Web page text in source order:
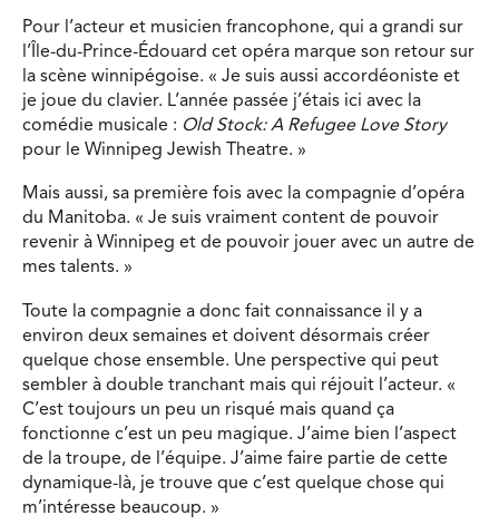
Pour l’acteur et musicien francophone, qui a grandi sur
l’Île-du-Prince-Édouard cet opéra marque son retour sur
la scène winnipégoise. « Je suis aussi accordéoniste et
je joue du clavier. L’année passée j’étais ici avec la
comédie musicale : Old Stock: A Refugee Love Story
pour le Winnipeg Jewish Theatre. »
Mais aussi, sa première fois avec la compagnie d’opéra
du Manitoba. « Je suis vraiment content de pouvoir
revenir à Winnipeg et de pouvoir jouer avec un autre de
mes talents. »
Toute la compagnie a donc fait connaissance il y a
environ deux semaines et doivent désormais créer
quelque chose ensemble. Une perspective qui peut
sembler à double tranchant mais qui réjouit l’acteur. «
C’est toujours un peu un risqué mais quand ça
fonctionne c’est un peu magique. J’aime bien l’aspect
de la troupe, de l’équipe. J’aime faire partie de cette
dynamique-là, je trouve que c’est quelque chose qui
m’intéresse beaucoup. »